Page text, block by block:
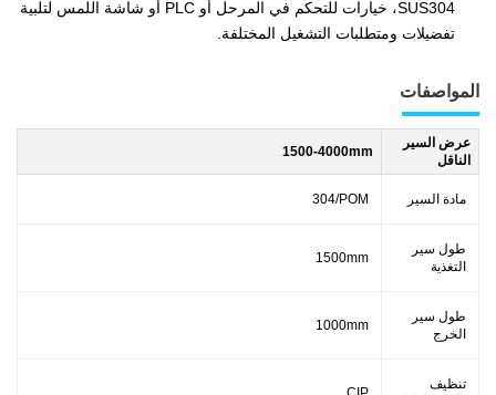
SUS304، خيارات للتحكم في المرحل أو PLC أو شاشة اللمس لتلبية
تفضيلات ومتطلبات التشغيل المختلفة.
المواصفات
عرض السير
الناقل
1500-4000mm
مادة السير 304/POM
طول سير
التغذية
1500mm
طول سير
الخرج
1000mm
تنظيف